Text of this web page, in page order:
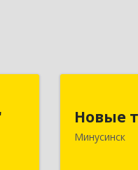
№
Новые
Минусинск
Минусинск